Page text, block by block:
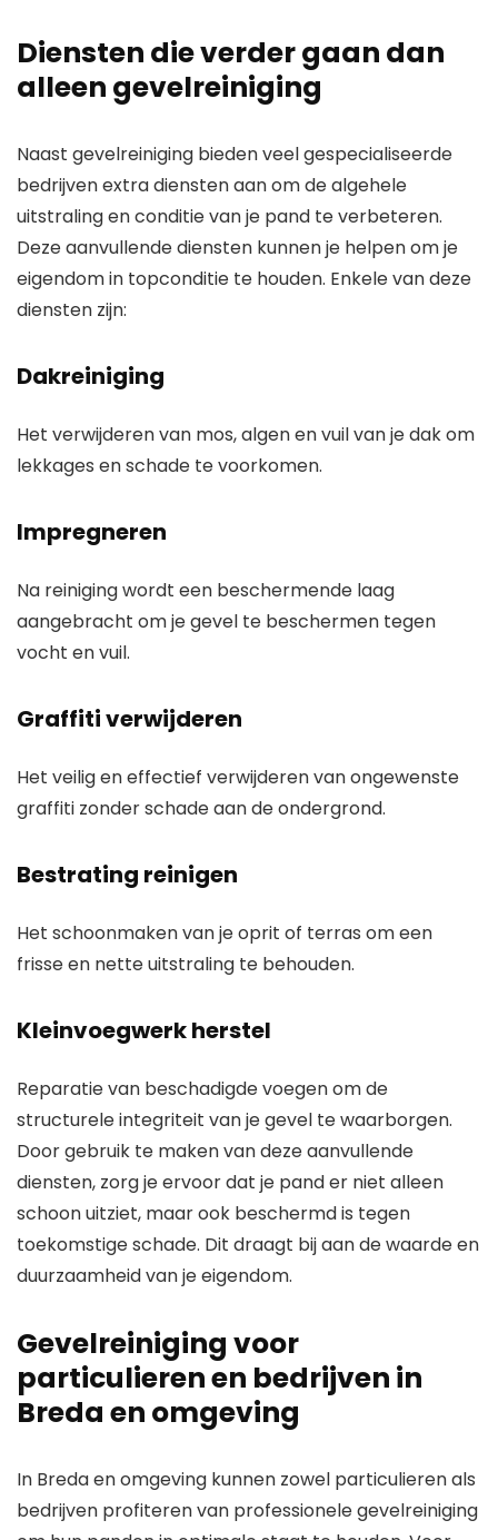
Diensten die verder gaan dan
alleen gevelreiniging
Naast gevelreiniging bieden veel gespecialiseerde
bedrijven extra diensten aan om de algehele
uitstraling en conditie van je pand te verbeteren.
Deze aanvullende diensten kunnen je helpen om je
eigendom in topconditie te houden. Enkele van deze
diensten zijn:
Dakreiniging
Het verwijderen van mos, algen en vuil van je dak om
lekkages en schade te voorkomen.
Impregneren
Na reiniging wordt een beschermende laag
aangebracht om je gevel te beschermen tegen
vocht en vuil.
Graffiti verwijderen
Het veilig en effectief verwijderen van ongewenste
graffiti zonder schade aan de ondergrond.
Bestrating reinigen
Het schoonmaken van je oprit of terras om een
frisse en nette uitstraling te behouden.
Kleinvoegwerk herstel
Reparatie van beschadigde voegen om de
structurele integriteit van je gevel te waarborgen.
Door gebruik te maken van deze aanvullende
diensten, zorg je ervoor dat je pand er niet alleen
schoon uitziet, maar ook beschermd is tegen
toekomstige schade. Dit draagt bij aan de waarde en
duurzaamheid van je eigendom.
Gevelreiniging voor
particulieren en bedrijven in
Breda en omgeving
In Breda en omgeving kunnen zowel particulieren als
bedrijven profiteren van professionele gevelreiniging